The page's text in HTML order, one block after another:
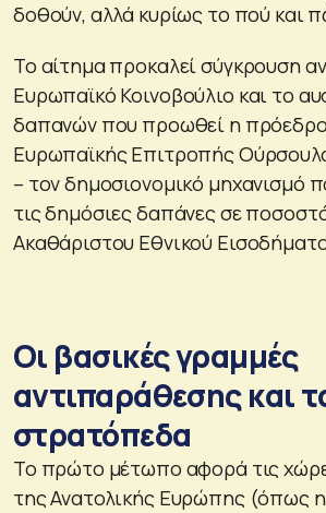
δοθούν, αλλά κυρίως το πού και
Το αίτημα προκαλεί σύγκρουση
Ευρωπαϊκό Κοινοβούλιο και το
δαπανών που προωθεί η
Ευρωπαϊκής Επιτροπής
– τον δημοσιονομικό μηχανισμό
τις δημόσιες δαπάνες σε
Ακαθάριστου Εθνικού
Οι βασικές γραμμές
αντιπαράθεσης και
στρατόπεδα
Το πρώτο μέτωπο αφορά τις
της Ανατολικής Ευρώπης (όπως